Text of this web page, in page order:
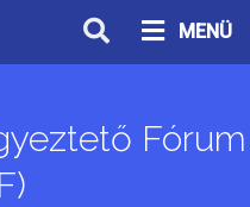
MENÜ
Fórum